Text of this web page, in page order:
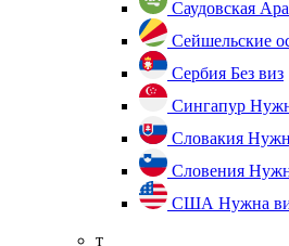
Саудовская
Сейшельские
Сербия Без виз
Сингапур
Словакия
Словения
США Нужна
т